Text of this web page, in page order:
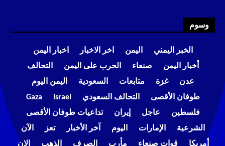
وسوم
الخبر اليمني اليمن اخر الاخبار
اخبار اليمن
أخبار اليمن
صنعاء الحرب على اليمن
التحالف
عدن
غزة متابعات السعودية
اليمن اليوم
طوفان الأقصى
التحالف السعودي Israel
Gaza
فلسطين
عاجل إيران
تداعيات طوفان الأقصى
الشرعية
الإمارات اليوم آخر الأخبار تعز
الآن
أمريكا
قوات صنعاء مأرب الصرف الذهب الان